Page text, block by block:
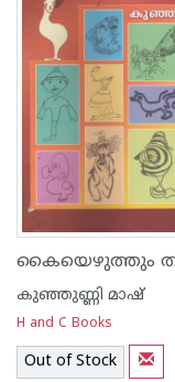
കുഞ്ഞുണ്ണി മാഷ്‌
H and C Books
Out of Stock